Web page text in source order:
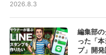
2026.8.3
編集部
った「
プ」開発